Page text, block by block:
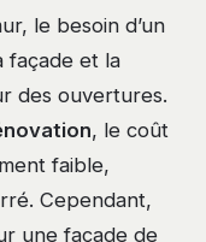
le besoin d’un
façade et la
des ouvertures.
, le coût
faible,
Cependant,
une façade de